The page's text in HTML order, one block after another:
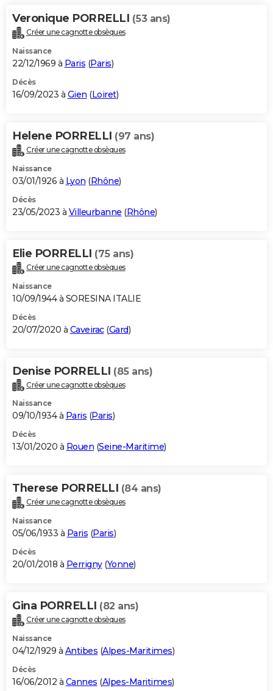
Carte de Noël
Carte Bonne année
Carte Saint-Valentin
Carte Pâques
Carte d'anniversaire
DICTIONNAIRE
Dictionnaire
Biographies
Citations
Expressions
Proverbes
PROGRAMME TV
S'inscrire
Se connecter
Lycées
Collèges
Primaires
Universités
Entreprises
Service militaire
Avis de recherche
AVIS DE DÉCÈS
Bricolage
Lifestyle
Culture
Sport
Auto
Television
Voyage
Cinema
Veronique PORRELLI (53 ans)
Créer une cagnotte obsèques
Naissance
22/12/1969 à Paris (Paris)
Décès
16/09/2023 à Gien (Loiret)
Helene PORRELLI (97 ans)
Créer une cagnotte obsèques
Naissance
03/01/1926 à Lyon (Rhône)
Décès
23/05/2023 à Villeurbanne (Rhône)
Elie PORRELLI (75 ans)
Créer une cagnotte obsèques
Naissance
10/09/1944 à SORESINA ITALIE
Décès
20/07/2020 à Caveirac(Gard)
Denise PORRELLI (85 ans)
Créer une cagnotte obsèques
Naissance
09/10/1934 à Paris (Paris)
Décès
13/01/2020 à Rouen (Seine-Maritime)
Therese PORRELLI (84 ans)
Créer une cagnotte obsèques
Naissance
05/06/1933 à Paris (Paris)
Décès
20/01/2018 à Perrigny(Yonne)
Gina PORRELLI (82 ans)
Créer une cagnotte obsèques
Naissance
04/12/1929 à Antibes (Alpes-Maritimes)
Décès
16/06/2012 à Cannes (Alpes-Maritimes)